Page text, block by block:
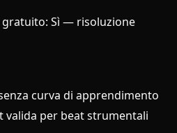
gratuito: Sì — risoluzione
curva di apprendimento
valida per beat strumentali